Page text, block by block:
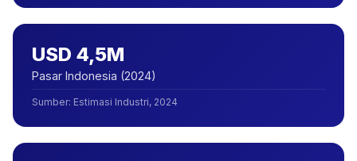
USD 4,5M
Pasar Indonesia (2024)
Sumber: Estimasi Industri, 2024